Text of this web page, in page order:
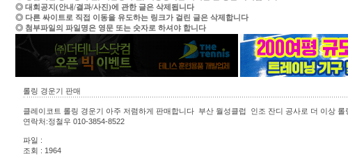
◎ 대회공지(안내/결과/사진)에 관한 글은 삭제됩니다
◎ 다른 싸이트로 직접 이동을 유도하는 링크가 걸린 글은 삭제합니다
◎ 첨부파일의 파일명은 영문 또는 숫자로 하셔야 합니다
롤링 경운기 판매
클레이코트 롤링 경운기 아주 저렴하게 판매합니다 부산 월성클럽 인조 잔디 공사로 더 이상
연락처:정철우 010-3854-8522
파일 :
조회 : 1964